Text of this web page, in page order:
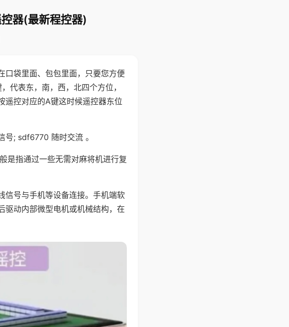
器(最新程控器)
口袋里面、包包里面，只要您方便
代表东，南，西，北四个方位，
遥控对应的A键这时候遥控器东位
号; sdf6770 随时交流 。
是指通过一些无需对麻将机进行复
信号与手机等设备连接。手机端软
驱动内部微型电机或机械结构，在